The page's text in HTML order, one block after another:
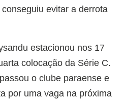
evitar a derrota
estacionou nos 17
colocação da Série C.
o clube paraense e
por uma vaga na próxima